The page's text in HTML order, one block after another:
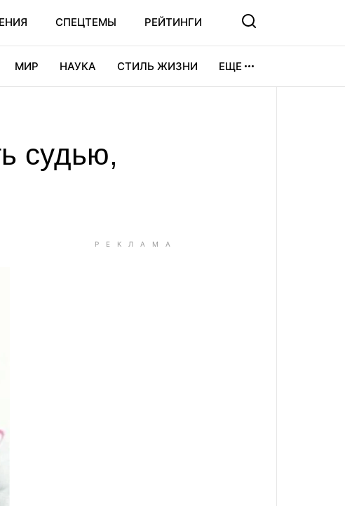
СПЕЦТЕМЫ РЕЙТИНГИ
МИР НАУКА СТИЛЬ ЖИЗНИ ЕЩЕ
судью,